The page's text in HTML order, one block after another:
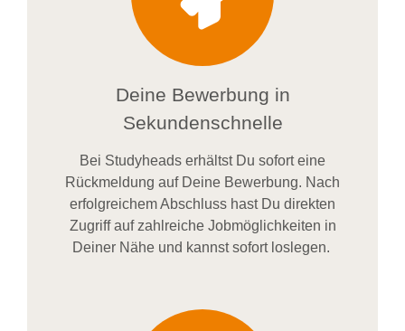
Deine Bewerbung in
Sekundenschnelle
Bei Studyheads erhältst Du sofort eine
Rückmeldung auf Deine Bewerbung. Nach
erfolgreichem Abschluss hast Du direkten
Zugriff auf zahlreiche Jobmöglichkeiten in
Deiner Nähe und kannst sofort loslegen.